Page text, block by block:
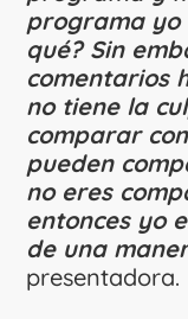
programa yo
qué? Sin
comentarios
no tiene la
comparar
pueden
no eres
entonces yo
de una
presentadora.